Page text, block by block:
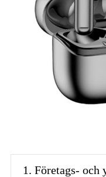
1. Företags- och